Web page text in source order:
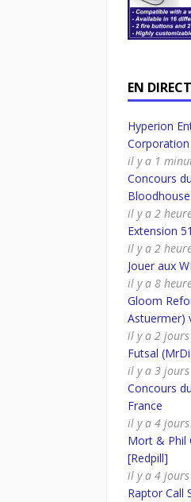
EN
Hyperion
il y a 1
Concours
Bloodhouse
il y a 2
Extension
il y a 2
Jouer aux
il y a 8
Gloom
Astuermer)
il y a 2
Futsal
il y a 3
Concours
France
il y a 4
Mort & Phil
[Redpill]
il y a 4
Raptor Call